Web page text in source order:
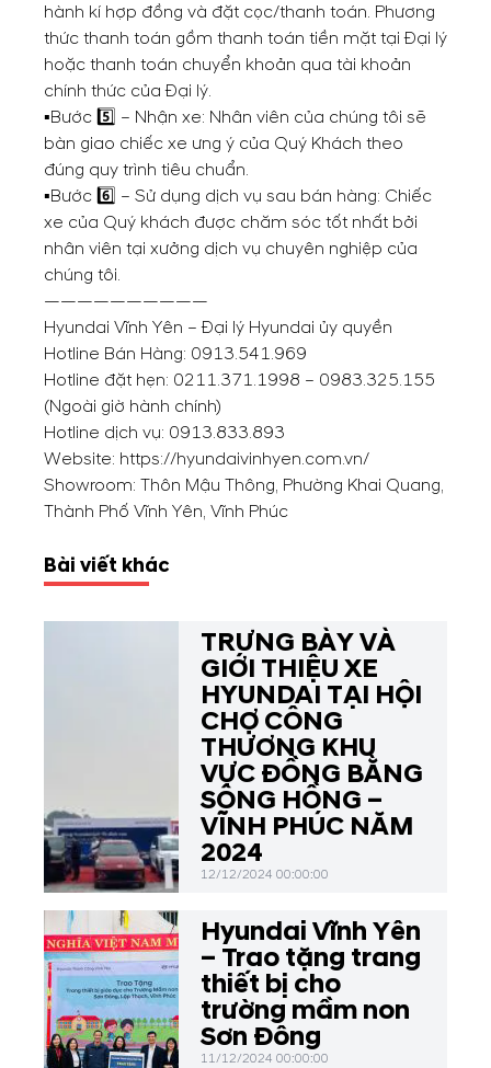
hành kí hợp đồng và đặt cọc/thanh toán. Phương
thức thanh toán gồm thanh toán tiền mặt tại Đại lý
hoặc thanh toán chuyển khoản qua tài khoản
chính thức của Đại lý.
▪️Bước 5️⃣ – Nhận xe: Nhân viên của chúng tôi sẽ
bàn giao chiếc xe ưng ý của Quý Khách theo
đúng quy trình tiêu chuẩn.
▪️Bước 6️⃣ – Sử dụng dịch vụ sau bán hàng: Chiếc
xe của Quý khách được chăm sóc tốt nhất bởi
nhân viên tại xưởng dịch vụ chuyên nghiệp của
chúng tôi.
——————————
Hyundai Vĩnh Yên – Đại lý Hyundai ủy quyền
Hotline Bán Hàng: 0913.541.969
Hotline đặt hẹn: 0211.371.1998 – 0983.325.155
(Ngoài giờ hành chính)
Hotline dịch vụ: 0913.833.893
Website: https://hyundaivinhyen.com.vn/
Showroom: Thôn Mậu Thông, Phường Khai Quang,
Thành Phố Vĩnh Yên, Vĩnh Phúc
Bài viết khác
TRƯNG BÀY VÀ
GIỚI THIỆU XE
HYUNDAI TẠI HỘI
CHỢ CÔNG
THƯƠNG KHU
VỰC ĐỒNG BẰNG
SÔNG HỒNG –
VĨNH PHÚC NĂM
2024
12/12/2024 00:00:00
Hyundai Vĩnh Yên
– Trao tặng trang
thiết bị cho
trường mầm non
Sơn Đông
11/12/2024 00:00:00